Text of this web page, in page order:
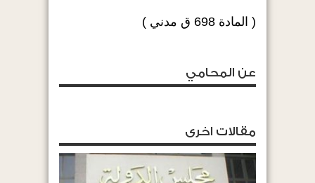
( المادة 698 ق مدني )
عن المحامي
مقالات اخرى